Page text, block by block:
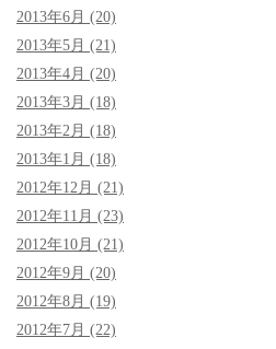
2013年6月 (20)
2013年5月 (21)
2013年4月 (20)
2013年3月 (18)
2013年2月 (18)
2013年1月 (18)
2012年12月 (21)
2012年11月 (23)
2012年10月 (21)
2012年9月 (20)
2012年8月 (19)
2012年7月 (22)